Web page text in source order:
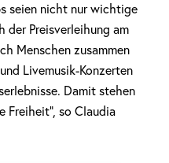
seien nicht nur wichtige
der Preisverleihung am
Menschen zusammen
Livemusik-Konzerten
Damit stehen
Freiheit“, so Claudia